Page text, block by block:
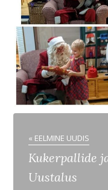
« EELMINE UUDIS
Kukerpallide
Uustalus